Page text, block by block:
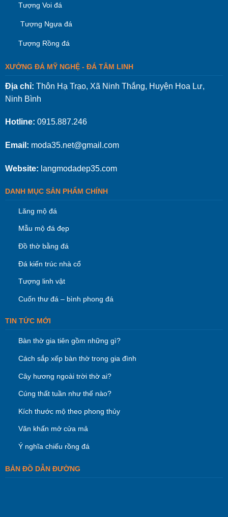
Tượng Voi đá
Tượng Ngựa đá
Tượng Rồng đá
XƯỞNG ĐÁ MỸ NGHỆ - ĐÁ TÂM LINH
Địa chỉ: Thôn Hạ Trạo, Xã Ninh Thắng, Huyện Hoa Lư,
Ninh Bình
Hotline: 0915.887.246
Email: moda35.net@gmail.com
Website: langmodadep35.com
DANH MỤC SẢN PHẨM CHÍNH
Lăng mộ đá
Mẫu mộ đá đẹp
Đồ thờ bằng đá
Đá kiến trúc nhà cổ
Tượng linh vật
Cuốn thư đá – bình phong đá
TIN TỨC MỚI
Bàn thờ gia tiên gồm những gì?
Cách sắp xếp bàn thờ trong gia đình
Cây hương ngoài trời thờ ai?
Cúng thất tuần như thế nào?
Kích thước mộ theo phong thủy
Văn khấn mở cửa mả
Ý nghĩa chiếu rồng đá
BẢN ĐỒ DẪN ĐƯỜNG